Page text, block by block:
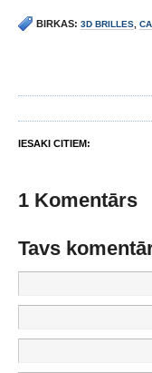
BIRKAS: 3D BRILLES
IESAKI CITIEM:
1 Komentārs
Tavs